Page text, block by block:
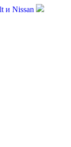
и Nissan